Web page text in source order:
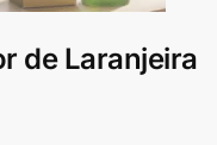
de Laranjeira